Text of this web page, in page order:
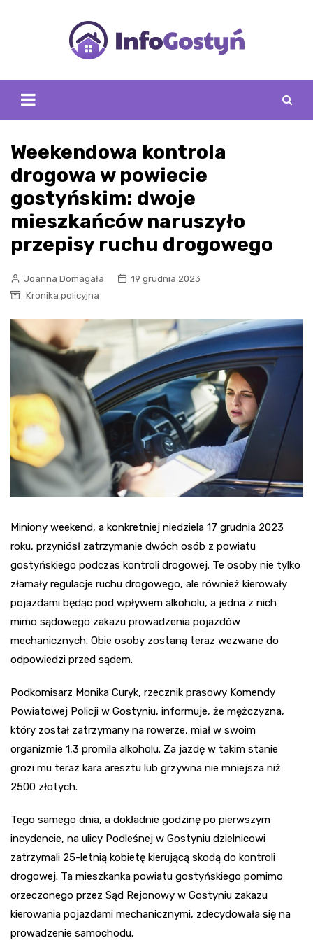
Weekendowa kontrola
drogowa w powiecie
gostyńskim: dwoje
mieszkańców naruszyło
przepisy ruchu drogowego
Joanna Domagała
19 grudnia 2023
Kronika policyjna
Miniony weekend, a konkretniej niedziela 17 grudnia 2023
roku, przyniósł zatrzymanie dwóch osób z powiatu
gostyńskiego podczas kontroli drogowej. Te osoby nie tylko
złamały regulacje ruchu drogowego, ale również kierowały
pojazdami będąc pod wpływem alkoholu, a jedna z nich
mimo sądowego zakazu prowadzenia pojazdów
mechanicznych. Obie osoby zostaną teraz wezwane do
odpowiedzi przed sądem.
Podkomisarz Monika Curyk, rzecznik prasowy Komendy
Powiatowej Policji w Gostyniu, informuje, że mężczyzna,
który został zatrzymany na rowerze, miał w swoim
organizmie 1,3 promila alkoholu. Za jazdę w takim stanie
grozi mu teraz kara aresztu lub grzywna nie mniejsza niż
2500 złotych.
Tego samego dnia, a dokładnie godzinę po pierwszym
incydencie, na ulicy Podleśnej w Gostyniu dzielnicowi
zatrzymali 25-letnią kobietę kierującą skodą do kontroli
drogowej. Ta mieszkanka powiatu gostyńskiego pomimo
orzeczonego przez Sąd Rejonowy w Gostyniu zakazu
kierowania pojazdami mechanicznymi, zdecydowała się na
prowadzenie samochodu.